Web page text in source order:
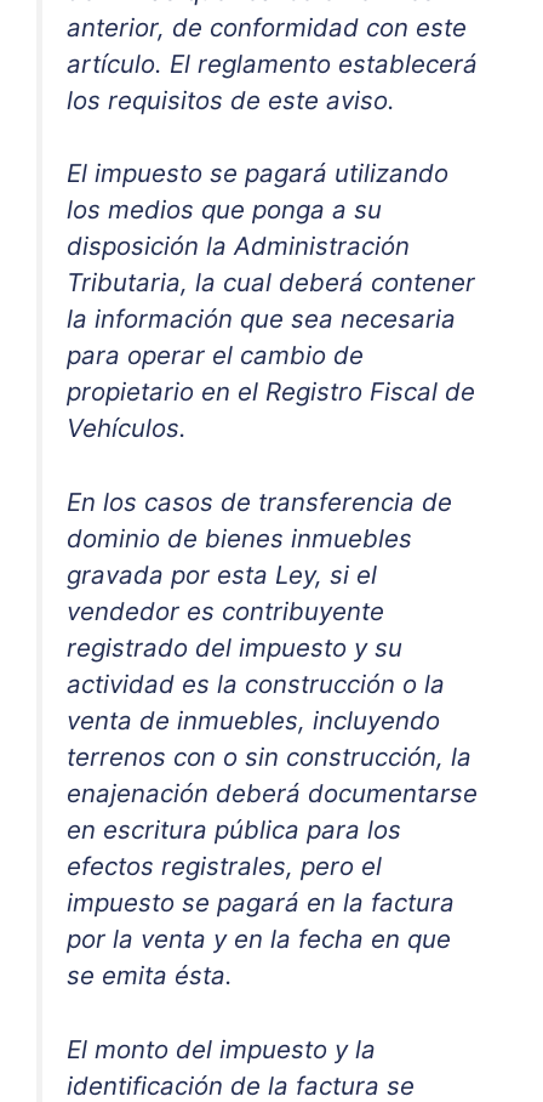
anterior, de conformidad con este
artículo. El reglamento establecerá
los requisitos de este aviso.
El impuesto se pagará utilizando
los medios que ponga a su
disposición la Administración
Tributaria, la cual deberá contener
la información que sea necesaria
para operar el cambio de
propietario en el Registro Fiscal de
Vehículos.
En los casos de transferencia de
dominio de bienes inmuebles
gravada por esta Ley, si el
vendedor es contribuyente
registrado del impuesto y su
actividad es la construcción o la
venta de inmuebles, incluyendo
terrenos con o sin construcción, la
enajenación deberá documentarse
en escritura pública para los
efectos registrales, pero el
impuesto se pagará en la factura
por la venta y en la fecha en que
se emita ésta.
El monto del impuesto y la
identificación de la factura se